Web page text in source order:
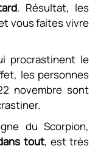
. Résultat, les
vous faites vivre
procrastinent le
les personnes
novembre sont
du Scorpion,
tout, est très